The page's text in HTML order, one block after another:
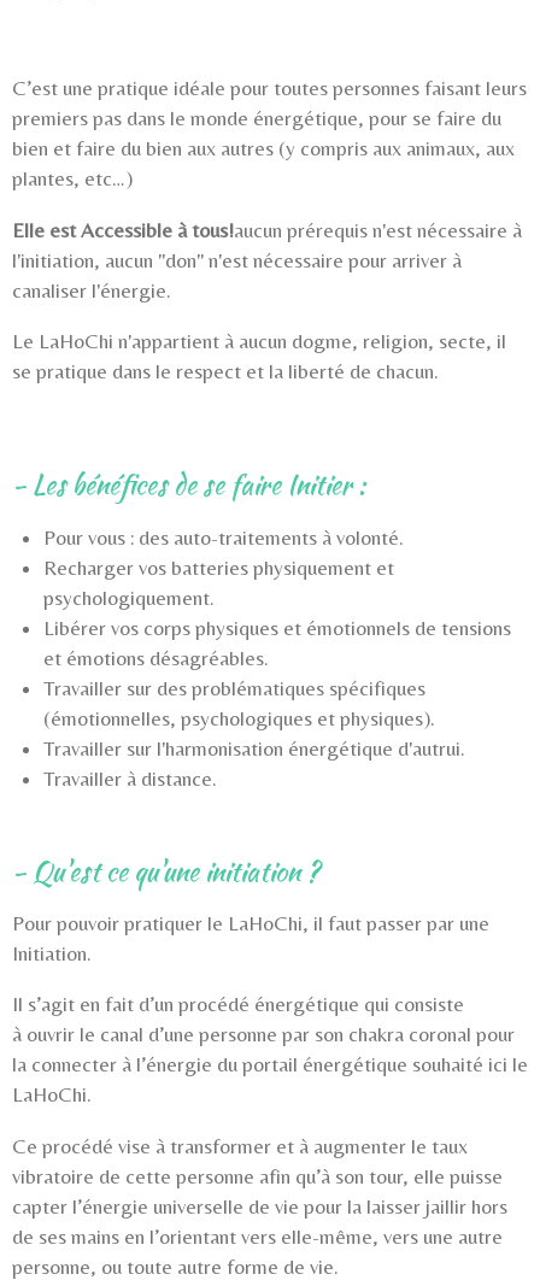
C’est une pratique idéale pour toutes personnes faisant leurs
premiers pas dans le monde énergétique, pour se faire du
bien et faire du bien aux autres (y compris aux animaux, aux
plantes, etc…)
Elle est Accessible à tous!aucun prérequis n'est nécessaire à
l'initiation, aucun "don" n'est nécessaire pour arriver à
canaliser l'énergie.
Le LaHoChi n'appartient à aucun dogme, religion, secte, il
se pratique dans le respect et la liberté de chacun.
- Les bénéfices de se faire Initier :
Pour vous : des auto-traitements à volonté.
Recharger vos batteries physiquement et
psychologiquement.
Libérer vos corps physiques et émotionnels de tensions
et émotions désagréables.
Travailler sur des problématiques spécifiques
(émotionnelles, psychologiques et physiques).
Travailler sur l'harmonisation énergétique d'autrui.
Travailler à distance.
- Qu'est ce qu'une initiation ?
Pour pouvoir pratiquer le LaHoChi, il faut passer par une
Initiation.
Il s’agit en fait d’un procédé énergétique qui consiste
à ouvrir le canal d’une personne par son chakra coronal pour
la connecter à l’énergie du portail énergétique souhaité ici le
LaHoChi.
Ce procédé vise à transformer et à augmenter le taux
vibratoire de cette personne afin qu’à son tour, elle puisse
capter l’énergie universelle de vie pour la laisser jaillir hors
de ses mains en l’orientant vers elle-même, vers une autre
personne, ou toute autre forme de vie.